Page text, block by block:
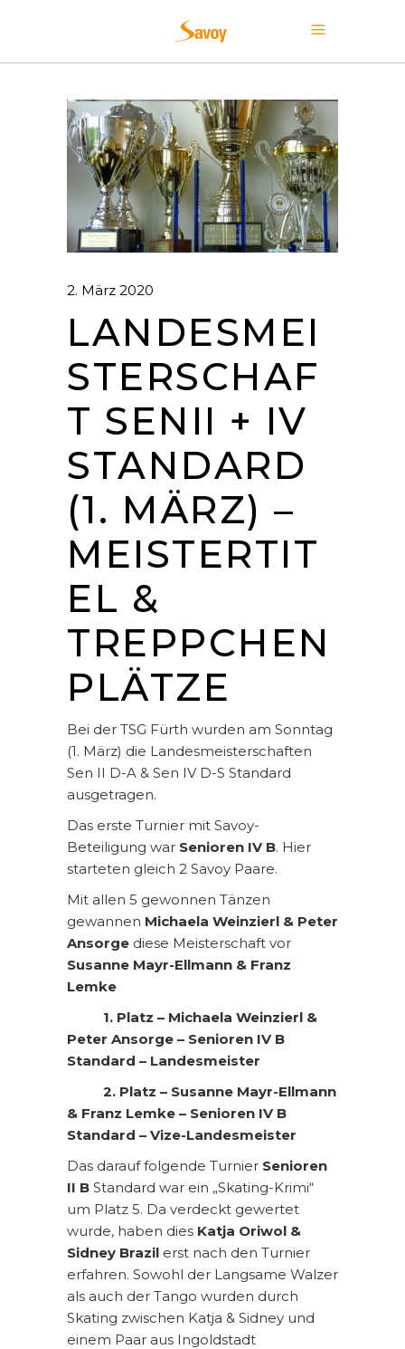
2. März 2020
LANDESMEI
STERSCHAF
T SENII + IV
STANDARD
(1. MÄRZ) –
MEISTERTIT
EL &
TREPPCHEN
PLÄTZE
Bei der TSG Fürth wurden am Sonntag
(1. März) die Landesmeisterschaften
Sen II D-A & Sen IV D-S Standard
ausgetragen.
Das erste Turnier mit Savoy-
Beteiligung war Senioren IV B. Hier
starteten gleich 2 Savoy Paare.
Mit allen 5 gewonnen Tänzen
gewannen Michaela Weinzierl & Peter
Ansorge diese Meisterschaft vor
Susanne Mayr-Ellmann & Franz
Lemke
1. Platz – Michaela Weinzierl &
Peter Ansorge – Senioren IV B
Standard – Landesmeister
2. Platz – Susanne Mayr-Ellmann
& Franz Lemke – Senioren IV B
Standard – Vize-Landesmeister
Das darauf folgende Turnier Senioren
II B Standard war ein „Skating-Krimi“
um Platz 5. Da verdeckt gewertet
wurde, haben dies Katja Oriwol &
Sidney Brazil erst nach den Turnier
erfahren. Sowohl der Langsame Walzer
als auch der Tango wurden durch
Skating zwischen Katja & Sidney und
einem Paar aus Ingoldstadt